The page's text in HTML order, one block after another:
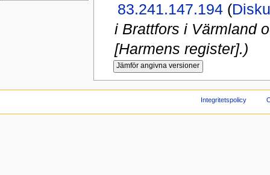
83.241.147.194 (
i Brattfors i Värmland
[Harmens register].)
Integritetspolicy